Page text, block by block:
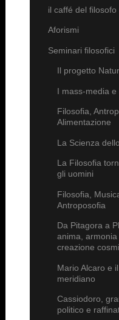
il caffé del filosofo
Aforismi
Seminari filosofici
Il progetto
I mass-media e
Filosofia,
Alimentazione
La Scienza
La Filosofia
gli uomini
Filosofia,
Antroposofia
Da Pitagora a
anima, armonia
creazione
Mario Alcaro e
meridiano
Cassiodoro,
politico e